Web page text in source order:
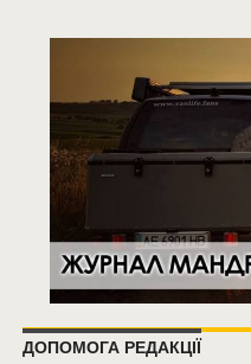
ДОПОМОГА РЕДАКЦІЇ